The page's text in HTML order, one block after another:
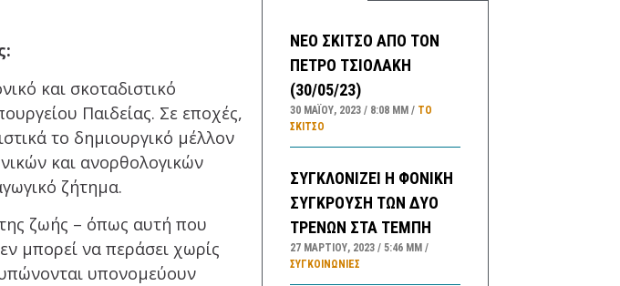
και σκοταδιστικό
Παιδείας. Σε εποχές,
το δημιουργικό μέλλον
και ανορθολογικών
ζήτημα.
ζωής – όπως αυτή που
μπορεί να περάσει χωρίς
υπονομεύουν
ΝΕΟ ΣΚΙΤΣΟ ΑΠΟ ΤΟΝ
ΠΕΤΡΟ ΤΣΙΟΛΑΚΗ
(30/05/23)
30 ΜΑΪ́ΟΥ, 2023 8:08 ΜΜ
ΤΟ
ΣΚΊΤΣΟ
ΣΥΓΚΛΟΝΙΖΕΙ Η ΦΟΝΙΚΗ
ΣΥΓΚΡΟΥΣΗ ΤΩΝ ΔΥΟ
ΤΡΕΝΩΝ ΣΤΑ ΤΕΜΠΗ
27 ΜΑΡΤΊΟΥ, 2023 5:46 ΜΜ
ΣΥΓΚΟΙΝΩΝΊΕΣ